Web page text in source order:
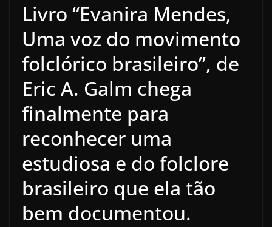
Livro “Evanira Mendes,
Uma voz do movimento
folclórico brasileiro”, de
Eric A. Galm chega
finalmente para
reconhecer uma
estudiosa e do folclore
brasileiro que ela tão
bem documentou.